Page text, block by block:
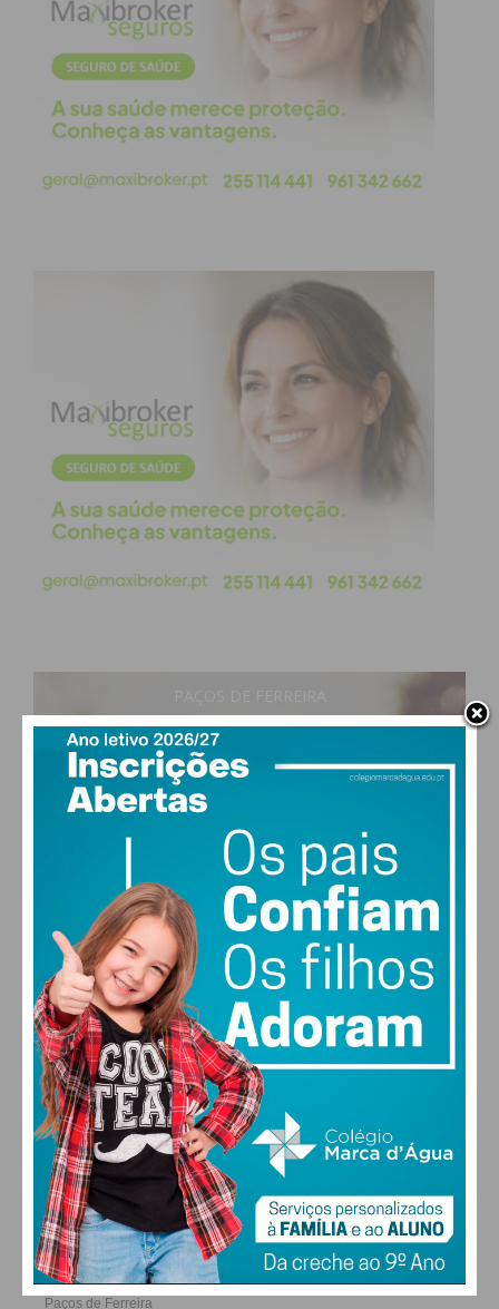
obtenha de forma regular a informação
atualizada.
Eu li e concordo com os
termos e
27°
39% humidade
vento: 3m/s O
25°
QUI
30
SEX
29°
SÁB
27°
FARMACIAS DE SERVIÇO EM PAÇOS DE
FERREIRA